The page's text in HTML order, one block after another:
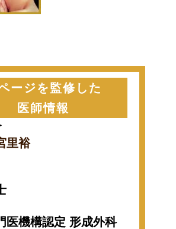
ージを監修した
医師情報
里裕
医機構認定 形成外科